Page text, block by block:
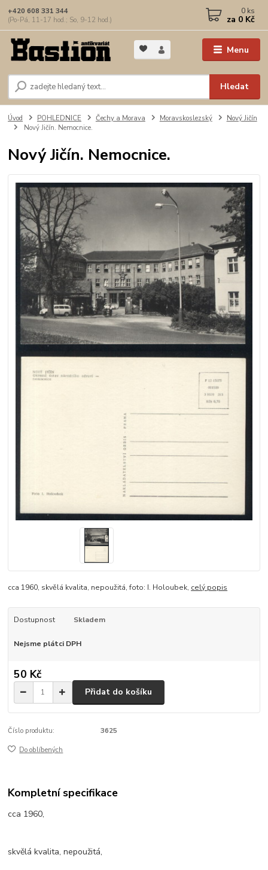
Menu
Hledat
+420 608 331 344
(Po-Pá, 11-17 hod.; So, 9-12 hod.)
0 ks
za 0 Kč
Úvod POHLEDNICE Čechy a Morava Moravskoslezský
Nový Jičín
Nový Jičín. Nemocnice.
Nový Jičín. Nemocnice.
cca 1960, skvělá kvalita, nepoužitá, foto: I. Holoubek, celý popis
Dostupnost Skladem
Nejsme plátci DPH
50 Kč
Přidat do košíku
Číslo produktu: 3625
Do oblíbených
Kompletní specifikace
cca 1960,
skvělá kvalita, nepoužitá,